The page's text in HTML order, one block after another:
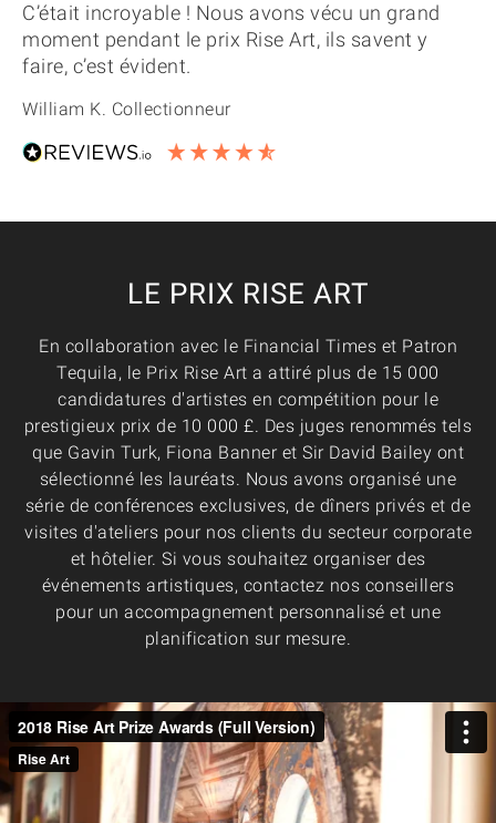
C’était incroyable ! Nous avons vécu un grand
moment pendant le prix Rise Art, ils savent y
faire, c’est évident.
William K. Collectionneur
LE PRIX RISE ART
En collaboration avec le Financial Times et Patron
Tequila, le Prix Rise Art a attiré plus de 15 000
candidatures d'artistes en compétition pour le
prestigieux prix de 10 000 £. Des juges renommés tels
que Gavin Turk, Fiona Banner et Sir David Bailey ont
sélectionné les lauréats. Nous avons organisé une
série de conférences exclusives, de dîners privés et de
visites d'ateliers pour nos clients du secteur corporate
et hôtelier. Si vous souhaitez organiser des
événements artistiques, contactez nos conseillers
pour un accompagnement personnalisé et une
planification sur mesure.